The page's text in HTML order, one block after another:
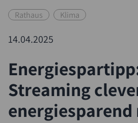
Rathaus Klima
14.04.2025
Streaming
energiesparend